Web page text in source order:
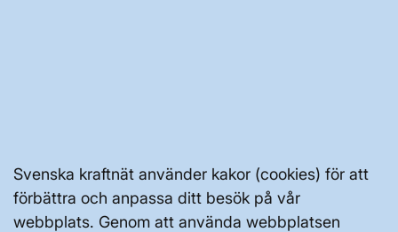
Svenska kraftnät använder kakor (cookies) för att
förbättra och anpassa ditt besök på vår
webbplats. Genom att använda webbplatsen